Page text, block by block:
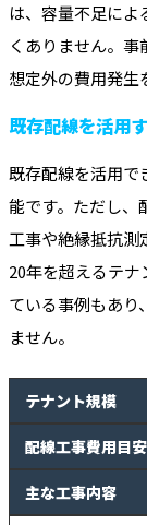
は、容量不足に
くありません。事
想定外の費用発生
既存配線を活用
既存配線を活用で
能です。ただし、
工事や絶縁抵抗測
20年を超えるテ
ている事例もあり
ません。
テナント規模
配線工事費用目安
主な工事内容